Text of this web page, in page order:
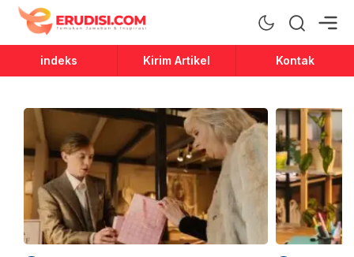
Erudisi
Temukan Jawaban dan Inspirasi
indeks Kirim Artikel Kontak